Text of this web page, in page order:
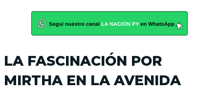
LA FASCINACIÓN POR
MIRTHA EN LA AVENIDA